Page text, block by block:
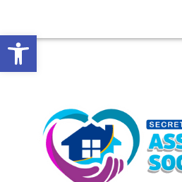
Abrir a barra de ferramentas